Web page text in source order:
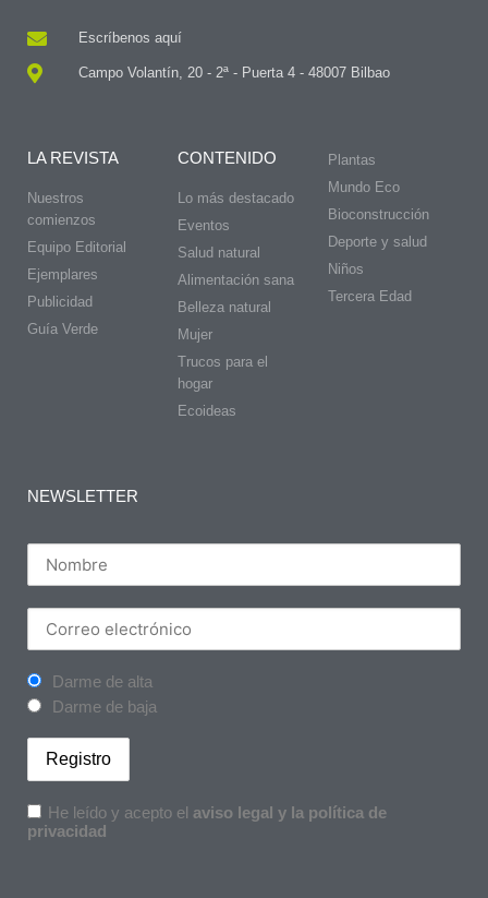
Escríbenos aquí
Campo Volantín, 20 - 2ª - Puerta 4 - 48007 Bilbao
LA REVISTA
Nuestros
comienzos
Equipo Editorial
Ejemplares
Publicidad
Guía Verde
CONTENIDO
Lo más destacado
Eventos
Salud natural
Alimentación sana
Belleza natural
Mujer
Trucos para el
hogar
Ecoideas
Plantas
Mundo Eco
Bioconstrucción
Deporte y salud
Niños
Tercera Edad
NEWSLETTER
Darme de alta
Darme de baja
He leído y acepto el aviso legal y la política de
privacidad